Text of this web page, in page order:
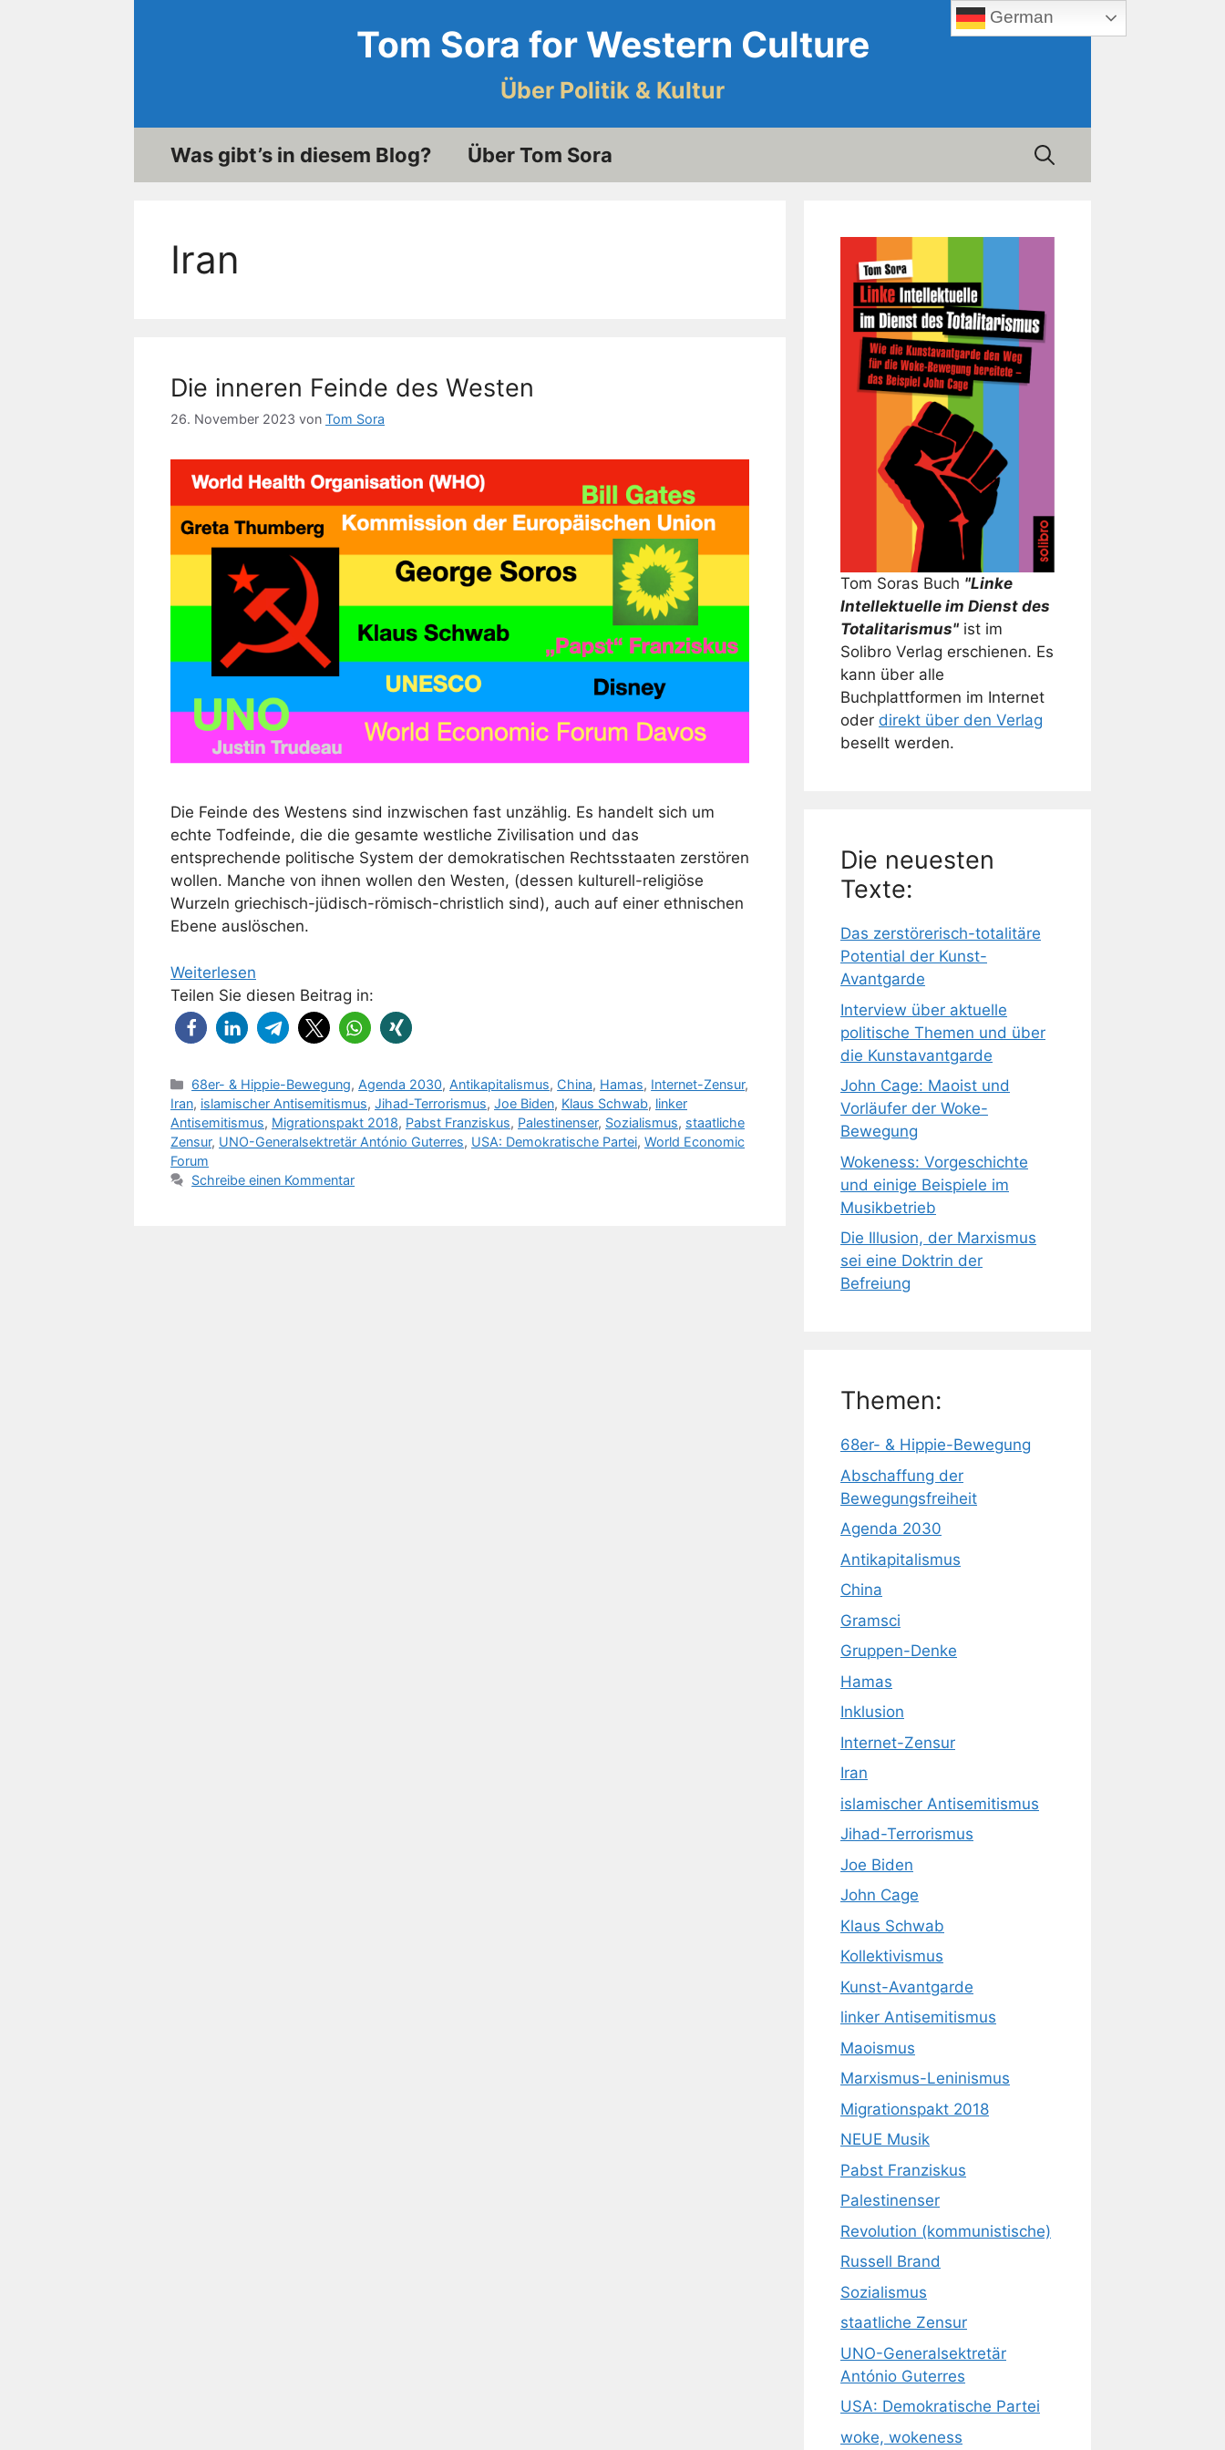
Tom Sora for Western Culture
Über Politik & Kultur
Was gibt’s in diesem Blog? Über Tom Sora
Iran
Die inneren Feinde des Westen
26. November 2023 von Tom Sora
Die Feinde des Westens sind inzwischen fast unzählig. Es handelt sich um
echte Todfeinde, die die gesamte westliche Zivilisation und das
entsprechende politische System der demokratischen Rechtsstaaten zerstören
wollen. Manche von ihnen wollen den Westen, (dessen kulturell-religiöse
Wurzeln griechisch-jüdisch-römisch-christlich sind), auch auf einer ethnischen
Ebene auslöschen.
Weiterlesen
Teilen Sie diesen Beitrag in:
Kategorien
68er- & Hippie-Bewegung, Agenda 2030, Antikapitalismus, China, Hamas, Internet-Zensur,
Iran, islamischer Antisemitismus, Jihad-Terrorismus, Joe Biden, Klaus Schwab, linker
Antisemitismus, Migrationspakt 2018, Pabst Franziskus, Palestinenser, Sozialismus, staatliche
Zensur, UNO-Generalsektretär António Guterres, USA: Demokratische Partei, World Economic
Forum
Schreibe einen Kommentar
Tom Soras Buch "Linke
Intellektuelle im Dienst des
Totalitarismus" ist im
Solibro Verlag erschienen. Es
kann über alle
Buchplattformen im Internet
oder direkt über den Verlag
besellt werden.
Die neuesten
Texte:
Das zerstörerisch-totalitäre
Potential der Kunst-
Avantgarde
Interview über aktuelle
politische Themen und über
die Kunstavantgarde
John Cage: Maoist und
Vorläufer der Woke-
Bewegung
Wokeness: Vorgeschichte
und einige Beispiele im
Musikbetrieb
Die Illusion, der Marxismus
sei eine Doktrin der
Befreiung
Themen:
68er- & Hippie-Bewegung
Abschaffung der
Bewegungsfreiheit
Agenda 2030
Antikapitalismus
China
Gramsci
Gruppen-Denke
Hamas
Inklusion
Internet-Zensur
Iran
islamischer Antisemitismus
Jihad-Terrorismus
Joe Biden
John Cage
Klaus Schwab
Kollektivismus
Kunst-Avantgarde
linker Antisemitismus
Maoismus
Marxismus-Leninismus
Migrationspakt 2018
NEUE Musik
Pabst Franziskus
Palestinenser
Revolution (kommunistische)
Russell Brand
Sozialismus
staatliche Zensur
UNO-Generalsektretär
António Guterres
USA: Demokratische Partei
woke, wokeness
German